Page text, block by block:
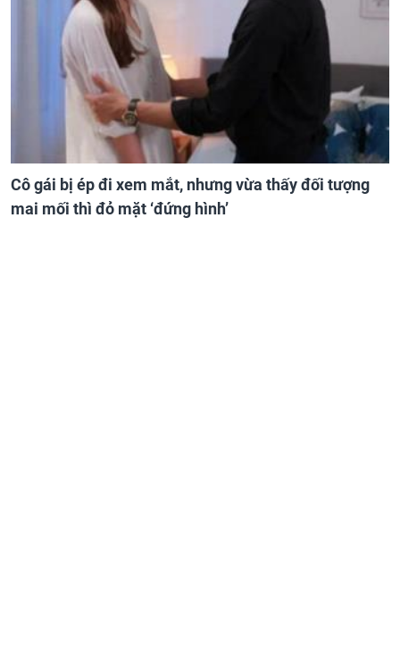
Cô gái bị ép đi xem mắt, nhưng vừa thấy đối tượng
mai mối thì đỏ mặt ‘đứng hình’